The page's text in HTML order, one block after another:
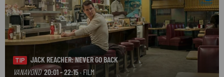
TIP
JACK REACHER: NEVER GO BACK
VANAVOND 20:01 - 22:15· FILM